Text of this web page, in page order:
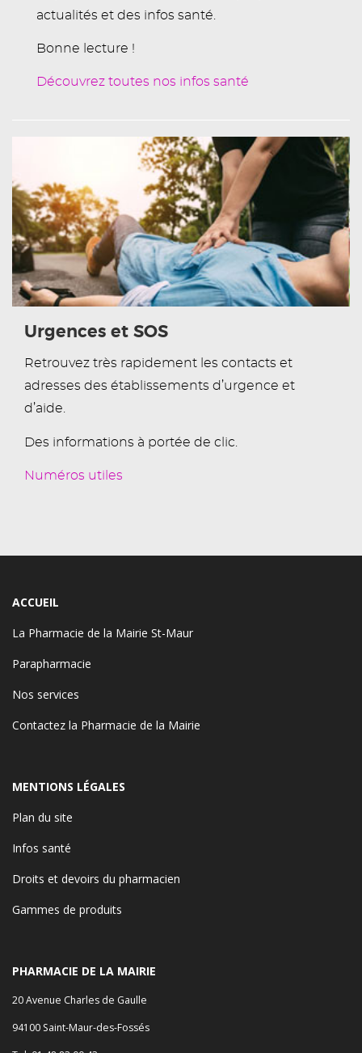
actualités et des infos santé.
Bonne lecture !
Découvrez toutes nos infos santé
Urgences et SOS
Retrouvez très rapidement les contacts et
adresses des établissements d’urgence et
d’aide.
Des informations à portée de clic.
Numéros utiles
ACCUEIL
La Pharmacie de la Mairie St-Maur
Parapharmacie
Nos services
Contactez la Pharmacie de la Mairie
MENTIONS LÉGALES
Plan du site
Infos santé
Droits et devoirs du pharmacien
Gammes de produits
PHARMACIE DE LA MAIRIE
20 Avenue Charles de Gaulle
94100 Saint-Maur-des-Fossés